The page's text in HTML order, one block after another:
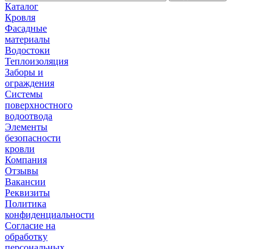
Каталог
Кровля
Фасадные
материалы
Водостоки
Теплоизоляция
Заборы и
ограждения
Системы
поверхностного
водоотвода
Элементы
безопасности
кровли
Компания
Отзывы
Вакансии
Реквизиты
Политика
конфиденциальности
Согласие на
обработку